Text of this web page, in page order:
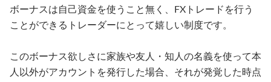
ボーナスは自己資金を使うこと無く、FXトレードを行う
ことができるトレーダーにとって嬉しい制度です。
このボーナス欲しさに家族や友人・知人の名義を使って本
人以外がアカウントを発行した場合、それが発覚した時点